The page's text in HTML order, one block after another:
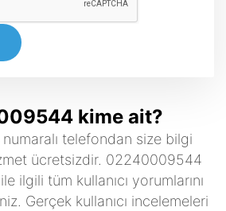
kime ait?
telefondan size bilgi
ücretsizdir. 02240009544
ilgili tüm kullanıcı yorumlarını
Gerçek kullanıcı incelemeleri